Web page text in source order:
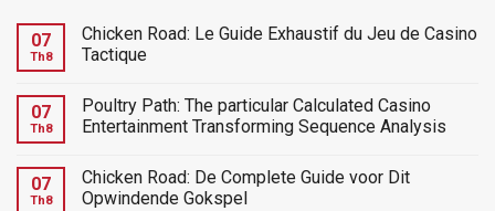
07
Th8
Chicken Road: Le Guide Exhaustif du Jeu de Casino
Tactique
07
Th8
Poultry Path: The particular Calculated Casino
Entertainment Transforming Sequence Analysis
07
Th8
Chicken Road: De Complete Guide voor Dit
Opwindende Gokspel